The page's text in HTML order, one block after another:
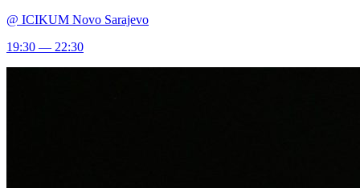
@ ICIKUM Novo Sarajevo
19:30 — 22:30